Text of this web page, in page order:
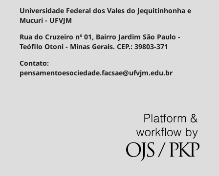
Universidade Federal dos Vales do Jequitinhonha e
Mucuri - UFVJM
Rua do Cruzeiro nº 01, Bairro Jardim São Paulo -
Teófilo Otoni - Minas Gerais. CEP.: 39803-371
Contato:
pensamentoesociedade.facsae@ufvjm.edu.br